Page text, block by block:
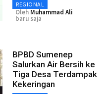
REGIONAL
Oleh Muhammad Ali
baru saja
BPBD Sumenep
Salurkan Air Bersih ke
Tiga Desa Terdampak
Kekeringan